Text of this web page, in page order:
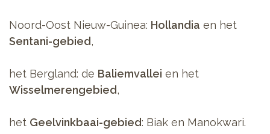
Noord-Oost Nieuw-Guinea: Hollandia en het
Sentani-gebied,
het Bergland: de Baliemvallei en het
Wisselmerengebied,
het Geelvinkbaai-gebied: Biak en Manokwari.